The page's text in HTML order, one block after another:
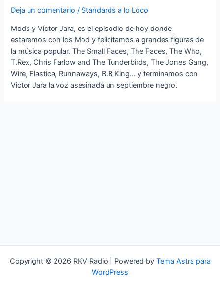
Deja un comentario / Standards a lo Loco
Mods y Víctor Jara, es el episodio de hoy donde
estaremos con los Mod y felicitamos a grandes figuras de
la música popular. The Small Faces, The Faces, The Who,
T.Rex, Chris Farlow and The Tunderbirds, The Jones Gang,
Wire, Elastica, Runnaways, B.B King… y terminamos con
Victor Jara la voz asesinada un septiembre negro.
Copyright © 2026 RKV Radio | Powered by Tema Astra para
WordPress